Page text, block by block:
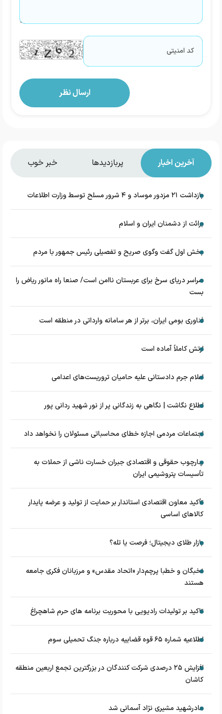
آخرین اخبار پربازدیدها خبر خوب
بازداشت ۲۱ مزدور موساد و ۴ شرور مسلح توسط وزارت اطلاعات
برائت از دشمنان ایران و اسلام
بخش اول گفت وگوی صریح و تفصیلی رئیس جمهور با مردم
سراسر دریای سرخ برای عربستان ناامن است/ صنعا راه مانور ریاض را
بست
فناوری بومی ایران، برتر از هر سامانه وارداتی در منطقه است
ارتش کاملاً آماده است
اعلام جرم دادستانی علیه حامیان تروریست‌های اعدامی
اطلاع نگاشت | نگاهی به زندگانی پر از نور شهید ردانی پور
اجتماعات مردمی اجازه خطای محاسباتی مسئولان را نخواهد داد
چارچوب حقوقی و اقتصادی جبران خسارت ناشی از حملات به
تأسیسات پتروشیمی ایران
تأکید معاون اقتصادی استاندار بر حمایت از تولید و عرضه پایدار
کالاهای اساسی
بازار طلای دیجیتال؛ فرصت یا تله؟
نخبگان و خطبا پرچم‌دار «اتحاد مقدس» و مرزبانان فکری جامعه
هستند
تاکید بر تولیدات رادیویی با محوریت برنامه های حرم شاهچراغ
اطلاعیه شماره ۶۵ قوه قضاییه درباره جنگ تحمیلی سوم
افزایش ۲۵ درصدی شرکت کنندگان در بزرگترین تجمع اربعین منطقه
کاشان
مادرشهید مشیری نژاد آسمانی شد